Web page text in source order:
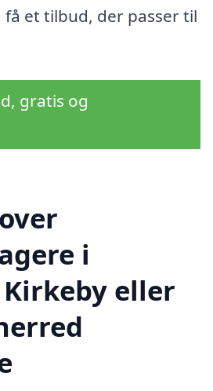
et tilbud, der passer til
gratis og
i
eller